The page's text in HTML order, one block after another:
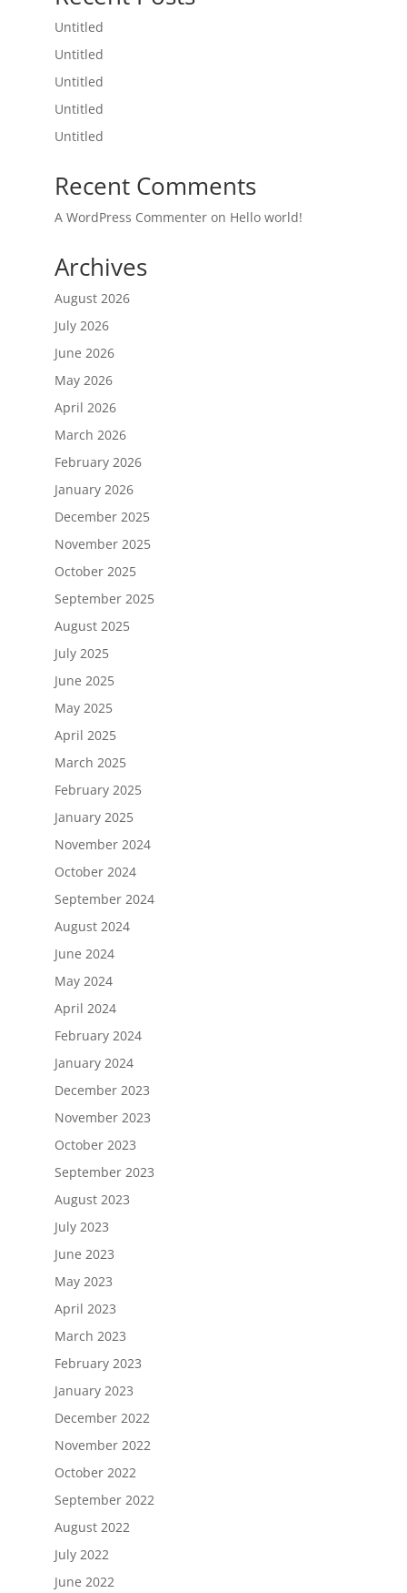
Untitled
Untitled
Untitled
Untitled
Untitled
Recent Comments
A WordPress Commenteron Hello world!
Archives
August 2026
July 2026
June 2026
May 2026
April 2026
March 2026
February 2026
January 2026
December 2025
November 2025
October 2025
September 2025
August 2025
July 2025
June 2025
May 2025
April 2025
March 2025
February 2025
January 2025
November 2024
October 2024
September 2024
August 2024
June 2024
May 2024
April 2024
February 2024
January 2024
December 2023
November 2023
October 2023
September 2023
August 2023
July 2023
June 2023
May 2023
April 2023
March 2023
February 2023
January 2023
December 2022
November 2022
October 2022
September 2022
August 2022
July 2022
June 2022